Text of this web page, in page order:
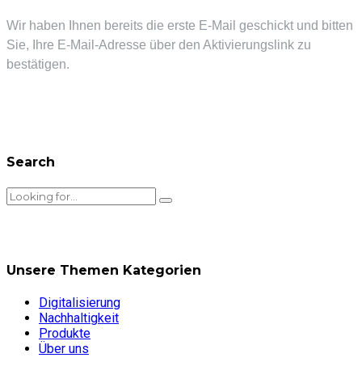
Wir haben Ihnen bereits die erste E-Mail geschickt und bitten
Sie, Ihre E-Mail-Adresse über den Aktivierungslink zu
bestätigen.
Search
Unsere Themen Kategorien
Digitalisierung
Nachhaltigkeit
Produkte
Über uns